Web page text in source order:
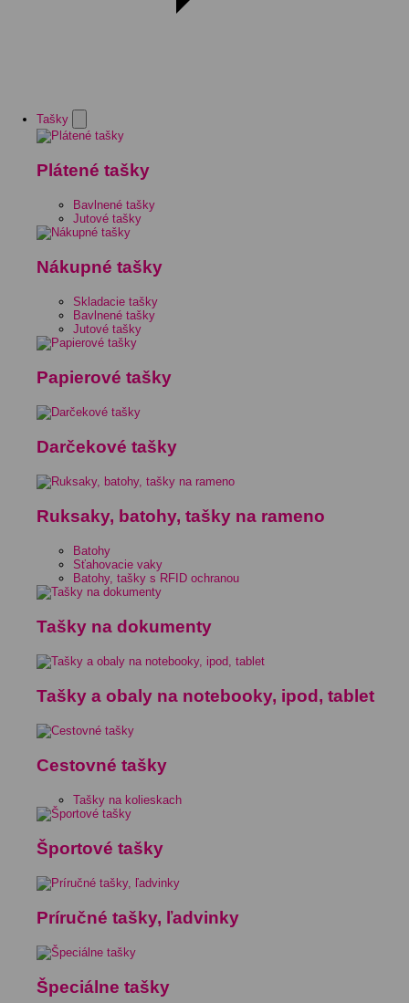
Tašky
Plátené tašky
Bavlnené tašky
Jutové tašky
Nákupné tašky
Skladacie tašky
Bavlnené tašky
Jutové tašky
Papierové tašky
Darčekové tašky
Ruksaky, batohy, tašky na rameno
Batohy
Sťahovacie vaky
Batohy, tašky s RFID ochranou
Tašky na dokumenty
Tašky a obaly na notebooky, ipod, tablet
Cestovné tašky
Tašky na kolieskach
Športové tašky
Príručné tašky, ľadvinky
Špeciálne tašky